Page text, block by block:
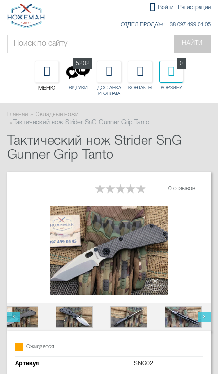
Войти Регистрация
ОТДЕЛ ПРОДАЖ: +38 097 499 04 05
НАЙТИ
МЕНЮ ВІДГУКИ
5202
ДОСТАВКА
И ОПЛАТА
КОНТАКТЫ КОРЗИНА
0
Главная
Складные ножи
Тактический нож Strider SnG Gunner Grip Tanto
Тактический нож Strider SnG
Gunner Grip Tanto
0 отзывов
Ожидается
Артикул SNG02T